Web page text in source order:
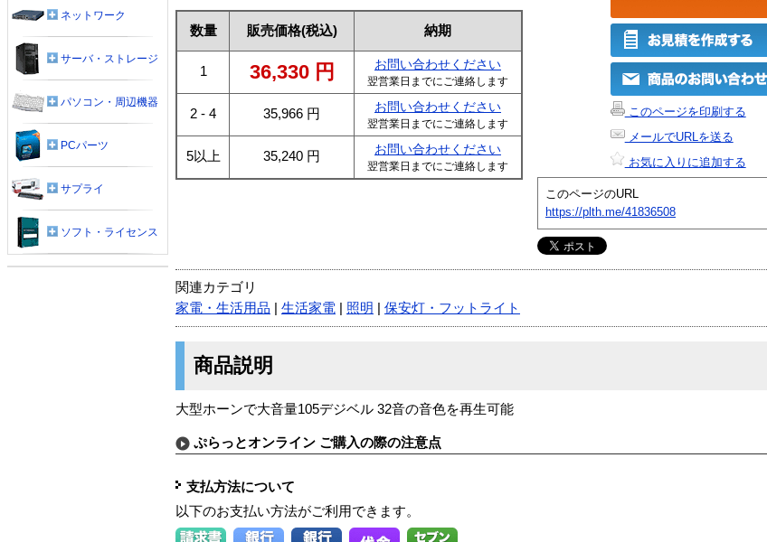
数量 販売価格(税込) 納期
1 36,330 円 お問い合わせください
翌営業日までにご連絡します
2 - 4 35,966 円 お問い合わせください
翌営業日までにご連絡します
5以上 35,240 円 お問い合わせください
翌営業日までにご連絡します
このページを印刷する
メールでURLを送る
お気に入りに追加する
このページのURL
https://plth.me/41836508
関連カテゴリ
家電・生活用品
生活家電 照明 保安灯・フットライト
商品説明
大型ホーンで大音量105デジベル 32音の音色を再生可能
ぷらっとオンライン ご購入の際の注意点
支払方法について
以下のお支払い方法がご利用できます。
ネットワーク
サーバ・ストレージ
パソコン・周辺機器
PCパーツ
サプライ
ソフト・ライセンス